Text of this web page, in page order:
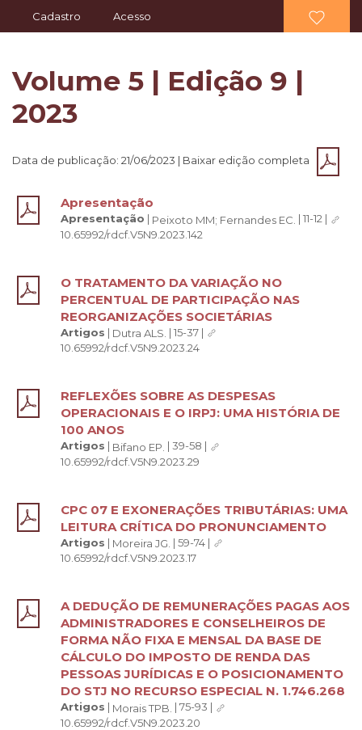
Cadastro Acesso
Volume 5 | Edição 9 |
2023
Data de publicação: 21/06/2023 | Baixar edição completa
Apresentação
Apresentação | Peixoto MM; Fernandes EC. | 11-12 |
10.65992/rdcf.V5N9.2023.142
O TRATAMENTO DA VARIAÇÃO NO
PERCENTUAL DE PARTICIPAÇÃO NAS
REORGANIZAÇÕES SOCIETÁRIAS
Artigos | Dutra ALS. | 15-37 |
10.65992/rdcf.V5N9.2023.24
REFLEXÕES SOBRE AS DESPESAS
OPERACIONAIS E O IRPJ: UMA HISTÓRIA DE
100 ANOS
Artigos | Bifano EP. | 39-58 |
10.65992/rdcf.V5N9.2023.29
CPC 07 E EXONERAÇÕES TRIBUTÁRIAS: UMA
LEITURA CRÍTICA DO PRONUNCIAMENTO
Artigos | Moreira JG. | 59-74 |
10.65992/rdcf.V5N9.2023.17
A DEDUÇÃO DE REMUNERAÇÕES PAGAS AOS
ADMINISTRADORES E CONSELHEIROS DE
FORMA NÃO FIXA E MENSAL DA BASE DE
CÁLCULO DO IMPOSTO DE RENDA DAS
PESSOAS JURÍDICAS E O POSICIONAMENTO
DO STJ NO RECURSO ESPECIAL N. 1.746.268
Artigos | Morais TPB. | 75-93 |
10.65992/rdcf.V5N9.2023.20